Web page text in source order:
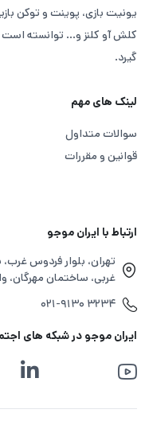
یونیت بازی، پوینت و توکن
کلش آو کلنز و... توانسته است
گیرد.
لینک های مهم
سوالات متداول
قوانین و مقررات
ارتباط با ایران موجو
غربی، ساختمان مهرگان، واحد ۲
۰۲۱-۹۱۳۰ ۳۲۳۴
ایران موجو در شبکه های